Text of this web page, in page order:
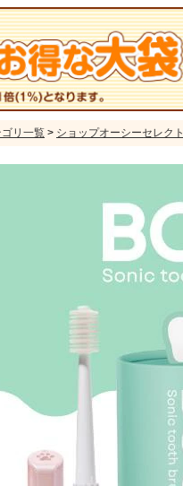
リ一覧 > ショップオーシーセレクト